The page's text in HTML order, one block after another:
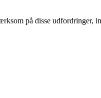
på disse udfordringer,